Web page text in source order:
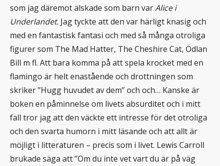
som jag däremot älskade som barn varAlice i
Underlandet. Jag tyckte att den var härligt knasig och
med en fantastisk fantasi och med så många otroliga
figurer som The Mad Hatter, The Cheshire Cat, Ödlan
Bill m fl. Att bara komma på att spela krocket med en
flamingo är helt enastående och drottningen som
skriker ”Hugg huvudet av dem” och och… Kanske är
boken en påminnelse om livets absurditet och i mitt
fall tror jag att den väckte ett intresse för det otroliga
och den svarta humorn i mitt läsande och att allt är
möjligt i litteraturen – precis som i livet. Lewis Carroll
brukade säga att ”Om du inte vet vart du är på väg